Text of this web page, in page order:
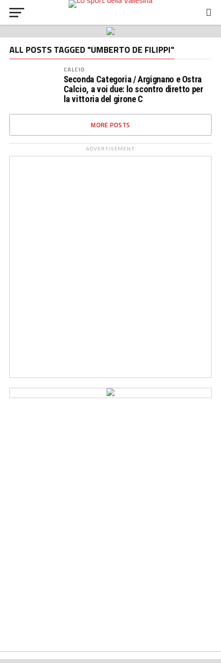
ALL POSTS TAGGED "UMBERTO DE FILIPPI"
CALCIO
Seconda Categoria / Argignano e Ostra
Calcio, a voi due: lo scontro diretto per
la vittoria del girone C
MORE POSTS
ADVERTISEMENT